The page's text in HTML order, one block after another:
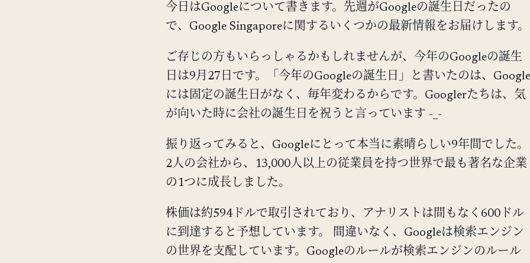
今日はGoogleについて書きます。先週がGoogleの誕生日だったの
で、Google Singaporeに関するいくつかの最新情報をお届けします。
ご存じの方もいらっしゃるかもしれませんが、今年のGoogleの誕生
日は9月27日です。「今年のGoogleの誕生日」と書いたのは、Google
には固定の誕生日がなく、毎年変わるからです。Googlerたちは、気
が向いた時に会社の誕生日を祝うと言っています -_-
振り返ってみると、Googleにとって本当に素晴らしい9年間でした。
2人の会社から、13,000人以上の従業員を持つ世界で最も著名な企業
の1つに成長しました。
株価は約594ドルで取引されており、アナリストは間もなく600ドル
に到達すると予想しています。 間違いなく、Googleは検索エンジン
の世界を支配しています。Googleのルールが検索エンジンのルール